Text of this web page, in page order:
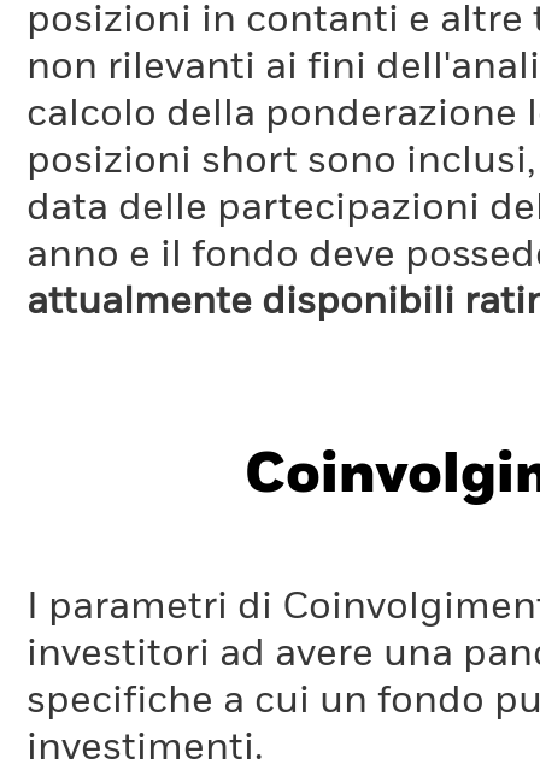
posizioni in contanti e
non rilevanti ai fini
calcolo della ponderazione
posizioni short sono
data delle partecipazioni
anno e il fondo deve
attualmente disponibili
I parametri di
investitori ad avere una
specifiche a cui un fondo
investimenti.